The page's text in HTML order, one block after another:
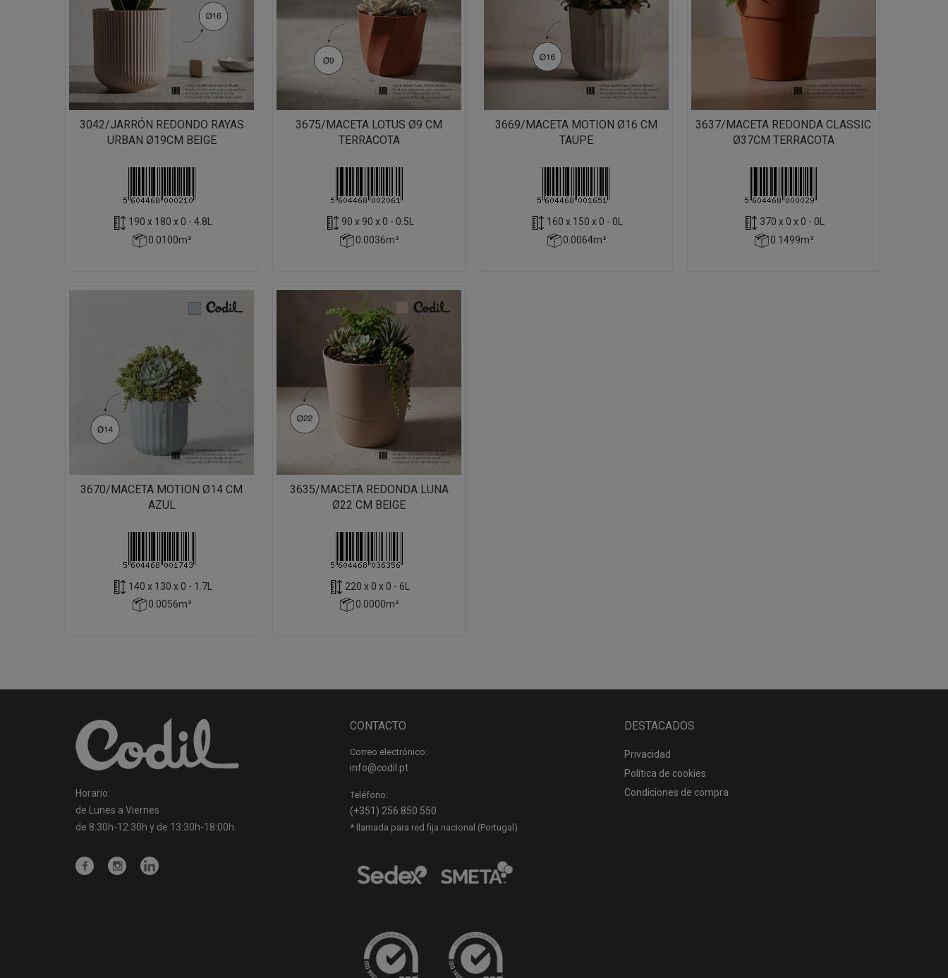
3042/JARRÓN REDONDO RAYAS
URBAN Ø19CM BEIGE
190 x 180 x 0 - 4.8L
0.0100m³
3675/MACETA LOTUS Ø9 CM
TERRACOTA
90 x 90 x 0 - 0.5L
0.0036m³
3669/MACETA MOTION Ø16 CM
TAUPE
160 x 150 x 0 - 0L
0.0064m³
3637/MACETA REDONDA CLASSIC
Ø37CM TERRACOTA
370 x 0 x 0 - 0L
0.1499m³
3670/MACETA MOTION Ø14 CM
AZUL
140 x 130 x 0 - 1.7L
0.0056m³
3635/MACETA REDONDA LUNA
Ø22 CM BEIGE
220 x 0 x 0 - 6L
0.0000m³
Horario:
de Lunes a Viernes
de 8:30h-12:30h y de 13:30h-18:00h
CONTACTO
Correo electrónico:
info@codil.pt
Teléfono:
(+351) 256 850 550
* llamada para red fija nacional (Portugal)
DESTACADOS
Privacidad
Política de cookies
Condiciones de compra